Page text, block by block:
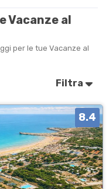
Vacanze al
per le tue Vacanze al
Filtra
8.4